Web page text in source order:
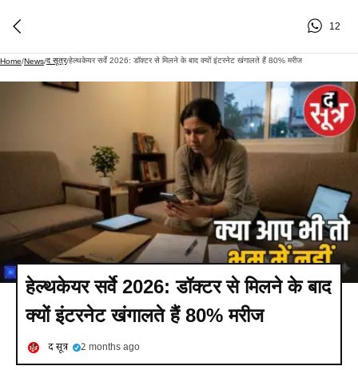
12
Home/News/द सूत्र/हेल्थकेयर सर्वे 2026: डॉक्टर से मिलने के बाद क्यों इंटरनेट खंगालते हैं 80% मरीज
हेल्थकेयर सर्वे 2026: डॉक्टर से मिलने के बाद
क्यों इंटरनेट खंगालते हैं 80% मरीज
द सूत्र 2 months ago